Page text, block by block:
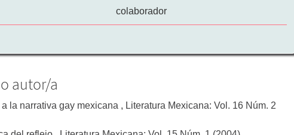
colaborador
autor/a
la narrativa gay mexicana , Literatura Mexicana: Vol. 16 Núm. 2